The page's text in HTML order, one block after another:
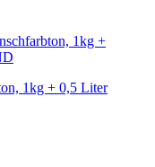
1kg + 0,5 Liter